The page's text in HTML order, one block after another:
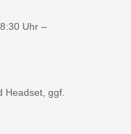
Uhr –
Headset, ggf.